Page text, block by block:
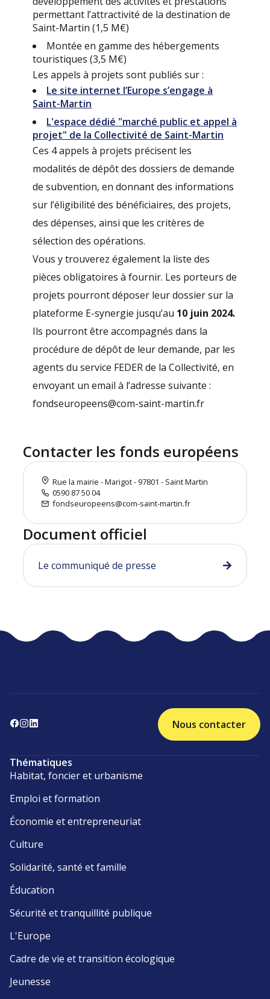
permettant l’attractivité de la destination de
Saint-Martin (1,5 M€)
Montée en gamme des hébergements
touristiques (3,5 M€)
Les appels à projets sont publiés sur :
Le site internet l’Europe s’engage à
Saint-Martin
L'espace dédié "marché public et appel à
projet" de la Collectivité de Saint-Martin
Ces 4 appels à projets précisent les
modalités de dépôt des dossiers de demande
de subvention, en donnant des informations
sur l’éligibilité des bénéficiaires, des projets,
des dépenses, ainsi que les critères de
sélection des opérations.
Vous y trouverez également la liste des
pièces obligatoires à fournir. Les porteurs de
projets pourront déposer leur dossier sur la
plateforme E-synergie jusqu’au 10 juin 2024.
Ils pourront être accompagnés dans la
procédure de dépôt de leur demande, par les
agents du service FEDER de la Collectivité, en
envoyant un email à l’adresse suivante :
fondseuropeens@com-saint-martin.fr
Contacter les fonds européens
Rue la mairie - Marigot - 97801 - Saint Martin
0590 87 50 04
fondseuropeens@com-saint-martin.fr
Document officiel
Le communiqué de presse
Nous contacter
Thématiques
Habitat, foncier et urbanisme
Emploi et formation
Économie et entrepreneuriat
Culture
Solidarité, santé et famille
Éducation
Sécurité et tranquillité publique
L'Europe
Cadre de vie et transition écologique
Jeunesse